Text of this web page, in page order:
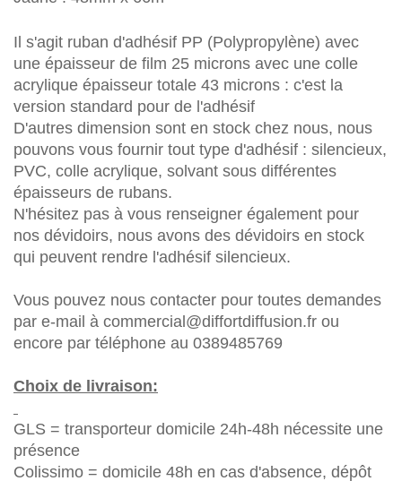
Il s'agit ruban d'adhésif PP (Polypropylène) avec
une épaisseur de film 25 microns avec une colle
acrylique épaisseur totale 43 microns : c'est la
version standard pour de l'adhésif
D'autres dimension sont en stock chez nous, nous
pouvons vous fournir tout type d'adhésif : silencieux,
PVC, colle acrylique, solvant sous différentes
épaisseurs de rubans.
N'hésitez pas à vous renseigner également pour
nos dévidoirs, nous avons des dévidoirs en stock
qui peuvent rendre l'adhésif silencieux.
Vous pouvez nous contacter pour toutes demandes
par e-mail à commercial@diffortdiffusion.fr ou
encore par téléphone au 0389485769
Choix de livraison:
GLS = transporteur domicile 24h-48h nécessite une
présence
Colissimo = domicile 48h en cas d'absence, dépôt